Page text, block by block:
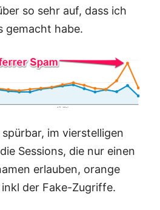
so sehr auf, dass ich
gemacht habe.
im vierstelligen
Sessions, die nur einen
erlauben, orange
inkl der Fake-Zugriffe.